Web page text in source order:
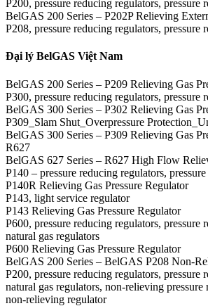
P200, pressure reducing regulators, pressure
BelGAS 200 Series – P202P Relieving
P208, pressure reducing regulators, pressure
Đại lý BelGAS Việt Nam
BelGAS 200 Series – P209 Relieving Gas
P300, pressure reducing regulators, pressure
BelGAS 300 Series – P302 Relieving Gas
P309_Slam Shut_Overpressure
BelGAS 300 Series – P309 Relieving Gas
R627
BelGAS 627 Series – R627 High Flow
P140 – pressure reducing regulators,
P140R Relieving Gas Pressure Regulator
P143, light service regulator
P143 Relieving Gas Pressure Regulator
P600, pressure reducing regulators, pressure
natural gas regulators
P600 Relieving Gas Pressure Regulator
BelGAS 200 Series – BelGAS P208 Non-
P200, pressure reducing regulators, pressure
natural gas regulators, non-relieving pressure
non-relieving regulator